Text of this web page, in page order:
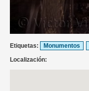
Etiquetas: Monumentos
Localización: